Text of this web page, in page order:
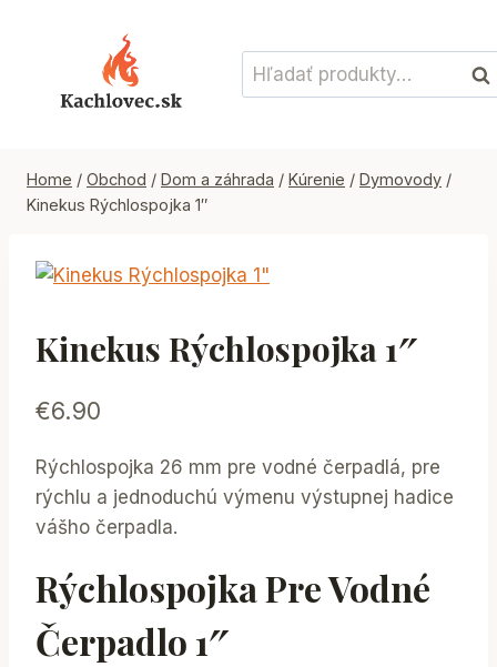
Hľadať:
Home / Obchod / Dom a záhrada / Kúrenie / Dymovody /
Kinekus Rýchlospojka 1″
Kinekus Rýchlospojka 1″
€6.90
Rýchlospojka 26 mm pre vodné čerpadlá, pre
rýchlu a jednoduchú výmenu výstupnej hadice
vášho čerpadla.
Rýchlospojka Pre Vodné
Čerpadlo 1″